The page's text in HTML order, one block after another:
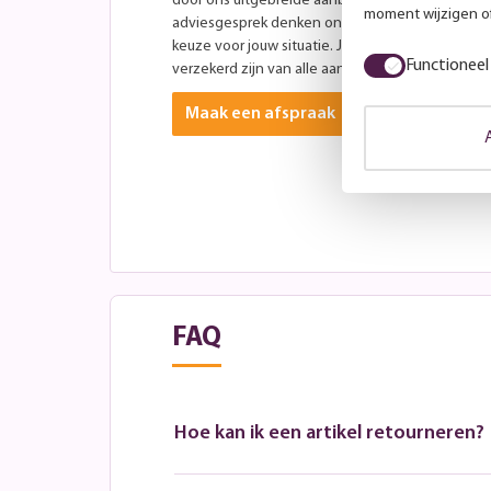
adviesgesprek denken onze specialisten graag
keuze voor jouw situatie. Je bent altijd welkom
verzekerd zijn van alle aandacht? Plan dan
Maak een afspraak
FAQ
Hoe kan ik een artikel retourneren?
moment wijzigen
Functioneel